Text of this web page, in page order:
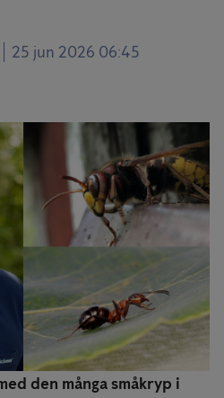
25 jun 2026 06:45
den många småkryp i